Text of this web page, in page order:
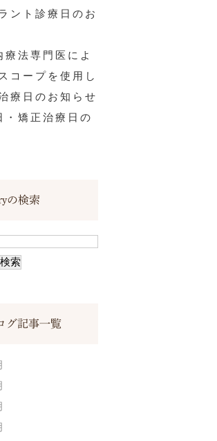
ント診療日のお
法専門医によ
コープを使用し
療日のお知らせ
・矯正治療日の
の検索
グ記事一覧